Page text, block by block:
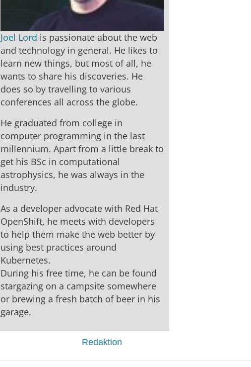
Joel Lord is passionate about the web
and technology in general. He likes to
learn new things, but most of all, he
wants to share his discoveries. He
does so by travelling to various
conferences all across the globe.
He graduated from college in
computer programming in the last
millennium. Apart from a little break to
get his BSc in computational
astrophysics, he was always in the
industry.
As a developer advocate with Red Hat
OpenShift, he meets with developers
to help them make the web better by
using best practices around
Kubernetes.
During his free time, he can be found
stargazing on a campsite somewhere
or brewing a fresh batch of beer in his
garage.
Redaktion